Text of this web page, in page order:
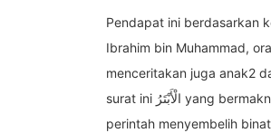
Pendapat ini berdasarkan
Ibrahim bin Muhammad,
menceritakan juga anak2
surat ini الْأَبْتَرُ yang bermakna orang yang terputus keturunannya. Ketiga, kata anhar yang dipahami sebagai
perintah menyembelih